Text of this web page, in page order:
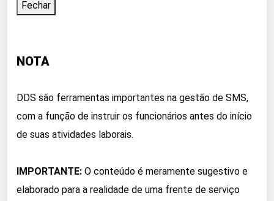
Fechar
NOTA
DDS são ferramentas importantes na gestão de SMS,
com a função de instruir os funcionários antes do início
de suas atividades laborais.
IMPORTANTE: O conteúdo é meramente sugestivo e
elaborado para a realidade de uma frente de serviço